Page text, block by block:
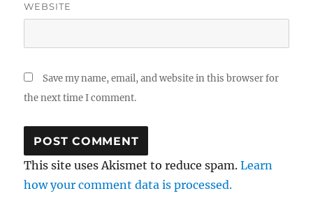
WEBSITE
Save my name, email, and website in this browser for
the next time I comment.
This site uses Akismet to reduce spam.Learn
how your comment data is processed.